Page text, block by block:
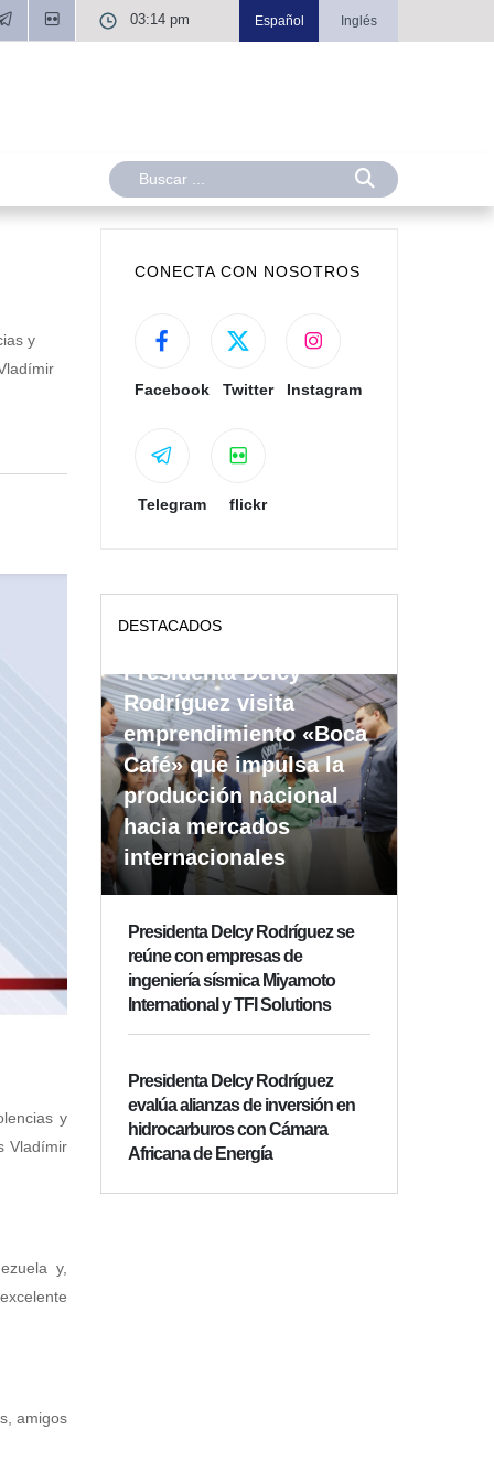
03:14 pm Español Inglés
y
y
Vladímir
y,
amigos
CONECTA CON NOSOTROS
Facebook Twitter Instagram
Telegram flickr
DESTACADOS
Presidenta Delcy
Rodríguez visita
emprendimiento «Boca
Café» que impulsa la
producción nacional
hacia mercados
internacionales
Presidenta Delcy Rodríguez se
reúne con empresas de
ingeniería sísmica Miyamoto
International y TFI Solutions
Presidenta Delcy Rodríguez
evalúa alianzas de inversión en
hidrocarburos con Cámara
Africana de Energía